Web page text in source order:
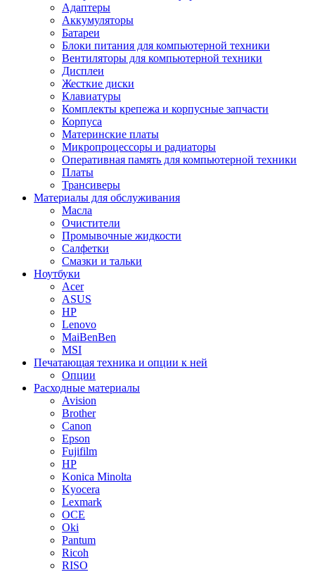
Адаптеры
Аккумуляторы
Батареи
Блоки питания для компьютерной техники
Вентиляторы для компьютерной техники
Дисплеи
Жесткие диски
Клавиатуры
Комплекты крепежа и корпусные запчасти
Корпуса
Материнские платы
Микропроцессоры и радиаторы
Оперативная память для компьютерной техники
Платы
Трансиверы
Материалы для обслуживания
Масла
Очистители
Промывочные жидкости
Салфетки
Смазки и тальки
Ноутбуки
Acer
ASUS
HP
Lenovo
MaiBenBen
MSI
Печатающая техника и опции к ней
Опции
Расходные материалы
Avision
Brother
Canon
Epson
Fujifilm
HP
Konica Minolta
Kyocera
Lexmark
OCE
Oki
Pantum
Ricoh
RISO